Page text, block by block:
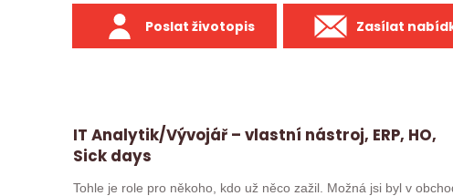
Poslat životopis Zasílat
IT Analytik/Vývojář – vlastní nástroj, ERP, HO,
Sick days
Tohle je role pro někoho, kdo už něco zažil. Možná jsi byl v